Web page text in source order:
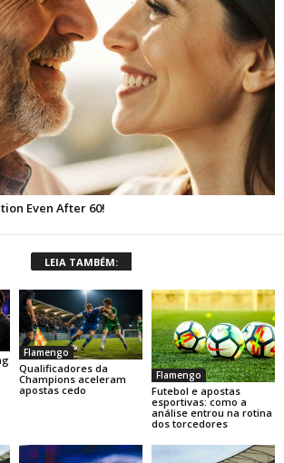
LEIA TAMBÉM:
Flamengo
Qualificadores da
Champions aceleram
apostas cedo
Flamengo
Futebol e apostas
esportivas: como a
análise entrou na rotina
dos torcedores